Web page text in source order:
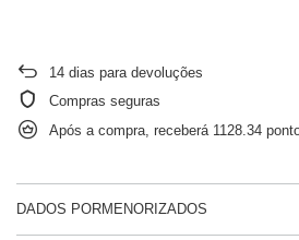
14 dias para devoluções
Compras seguras
Após a compra, receberá 1128.34
DADOS PORMENORIZADOS